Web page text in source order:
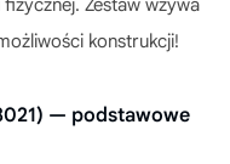
Zestaw wzywa
konstrukcji!
— podstawowe